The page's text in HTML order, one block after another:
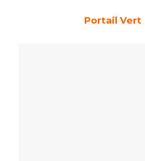
Portail Vert